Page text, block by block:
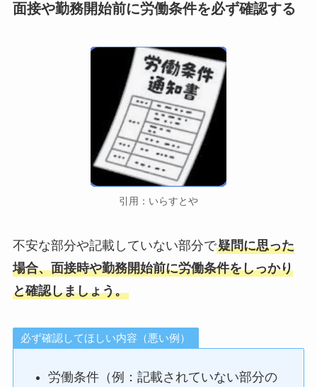
面接や勤務開始前に労働条件を必ず確認する
引用：いらすとや
不安な部分や記載していない部分で疑問に思った
場合、面接時や勤務開始前に労働条件をしっかり
と確認しましょう。
必ず確認してほしい内容（悪い例）
労働条件（例：記載されていない部分の